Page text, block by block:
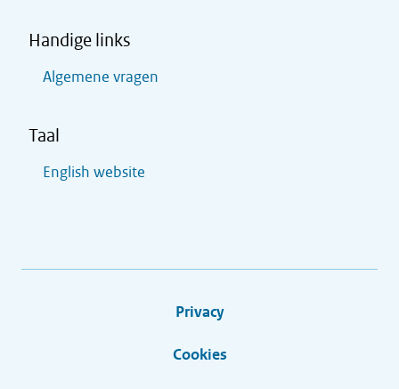
Handige links
Algemene vragen
Taal
English website
Privacy
Cookies